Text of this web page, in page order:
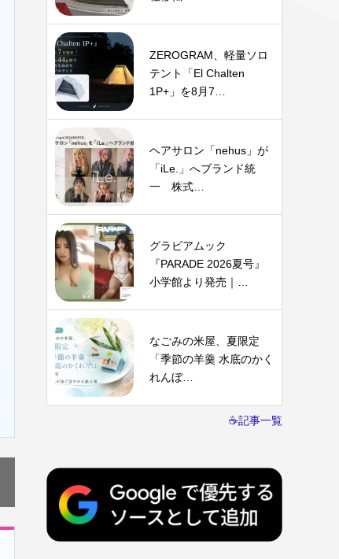
ZEROGRAM、軽量ソロ
テント「El Chalten
1P+」を8月7…
ヘアサロン「nehus」が
「iLe.」へブランド統
一 株式…
グラビアムック
『PARADE 2026夏号』
小学館より発売｜…
なごみの米屋、夏限定
「季節の羊羹 水底のかく
れんぼ…
☕記事一覧